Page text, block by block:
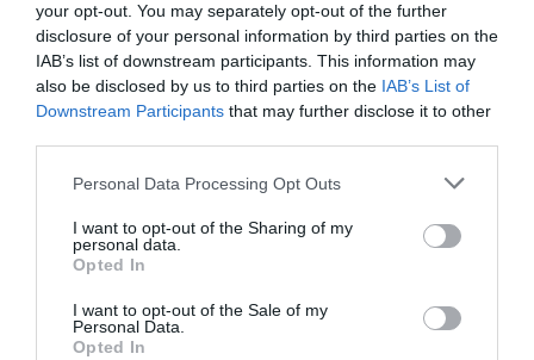
your opt-out. You may separately opt-out of the further
disclosure of your personal information by third parties on the
IAB’s list of downstream participants. This information may
also be disclosed by us to third parties on the IAB’s List of
Downstream Participants that may further disclose it to other
Personal Data Processing Opt Outs
I want to opt-out of the Sharing of my
personal data.
Opted In
I want to opt-out of the Sale of my
Personal Data.
Opted In
que sumen una determinada cantidad de puntos en
dicho test serán seleccionados para entrar en el estudio
DiabNow y se les ofrecerá la posibilidad de realizar la
prueba diagnóstica.
de Google de forma gratuita
ACTIVAR AHORA